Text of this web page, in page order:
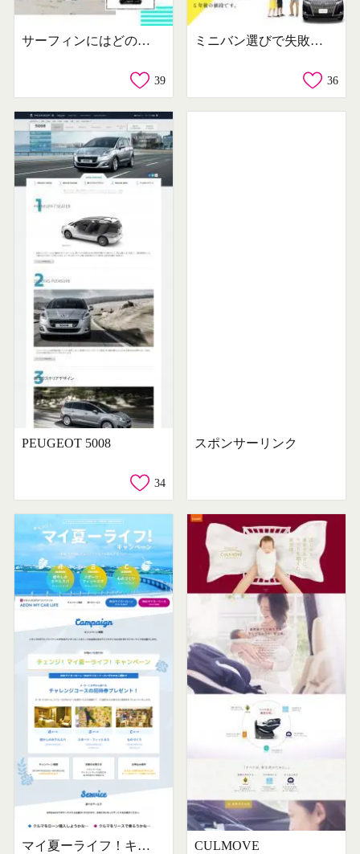
サーフィンにはどのクルマで行く？
39
ミニバン選びで失敗しないコツ
36
PEUGEOT 5008
34
スポンサーリンク
マイ夏ーライフ！キャンペーン CULMOVE